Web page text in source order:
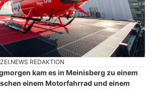
REDAKTION
kam es in Meinisberg zu einem
einem Motorfahrrad und einem